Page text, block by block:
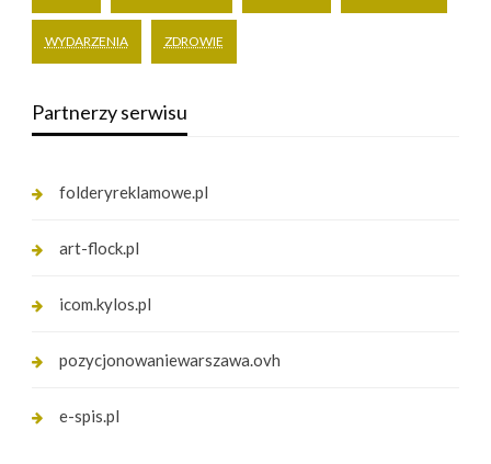
WYDARZENIA ZDROWIE
Partnerzy serwisu
folderyreklamowe.pl
art-flock.pl
icom.kylos.pl
pozycjonowaniewarszawa.ovh
e-spis.pl